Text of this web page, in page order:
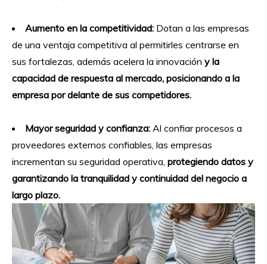
Aumento en la competitividad: Dotan a las empresas
de una ventaja competitiva al permitirles centrarse en
sus fortalezas, además acelera la innovación y la
capacidad de respuesta al mercado, posicionando a la
empresa por delante de sus competidores.
Mayor seguridad y confianza: Al confiar procesos a
proveedores externos confiables, las empresas
incrementan su seguridad operativa, protegiendo datos y
garantizando la tranquilidad y continuidad del negocio a
largo plazo.